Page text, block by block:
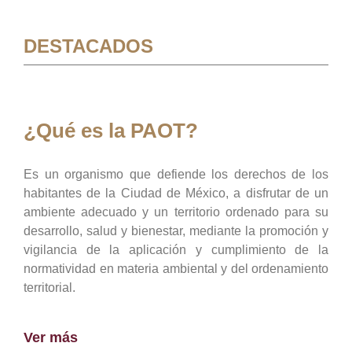
DESTACADOS
¿Qué es la PAOT?
Es un organismo que defiende los derechos de los
habitantes de la Ciudad de México, a disfrutar de un
ambiente adecuado y un territorio ordenado para su
desarrollo, salud y bienestar, mediante la promoción y
vigilancia de la aplicación y cumplimiento de la
normatividad en materia ambiental y del ordenamiento
territorial.
Ver más